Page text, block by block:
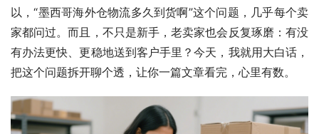
以，“墨西哥海外仓物流多久到货啊”这个问题，几乎每个卖
家都问过。而且，不只是新手，老卖家也会反复琢磨：有没
有办法更快、更稳地送到客户手里？今天，我就用大白话，
把这个问题拆开聊个透，让你一篇文章看完，心里有数。